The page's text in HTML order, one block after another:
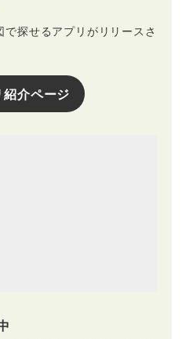
探せるアプリがリリースさ
紹介ページ